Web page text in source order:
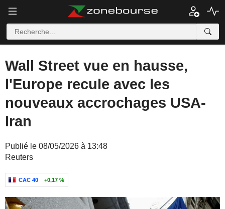
Wall Street vue en hausse,
l'Europe recule avec les
nouveaux accrochages USA-
Iran
Publié le 08/05/2026 à 13:48
Reuters
CAC 40 +0,17 %